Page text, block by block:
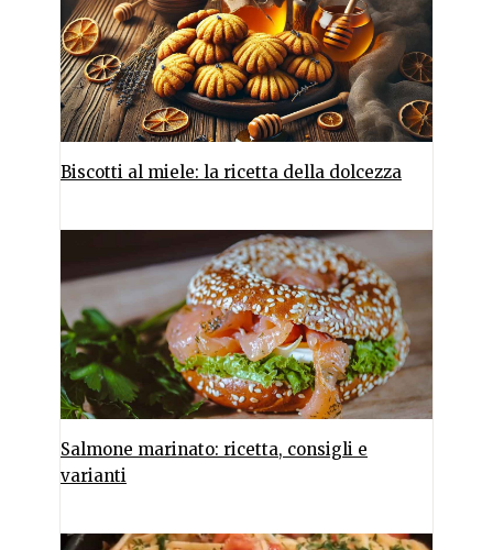
Biscotti al miele: la ricetta della dolcezza
Salmone marinato: ricetta, consigli e
varianti